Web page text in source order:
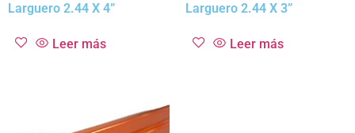
Larguero 2.44 X 4”
Leer más
Larguero 2.44 X 3”
Leer más